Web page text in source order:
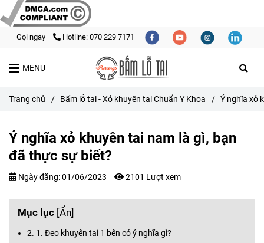
Gọi ngay Hotline: 070 229 7171
MENU
Trang chủ / Bấm lỗ tai - Xỏ khuyên tai Chuẩn Y Khoa / Ý nghĩa xỏ
Ý nghĩa xỏ khuyên tai nam là gì, bạn
đã thực sự biết?
Ngày đăng:01/06/2023 2101 Lượt xem
Mục lục [Ẩn]
2. 1. Đeo khuyên tai 1 bên có ý nghĩa gì?